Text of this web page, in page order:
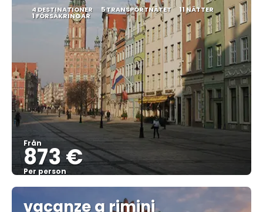
4 DESTINATIONER 5 TRANSPORTNÄTET 11 NÄTTER
1 FÖRSÄKRINGAR
Från
873 €
Per person
Se
vacanze a rimini